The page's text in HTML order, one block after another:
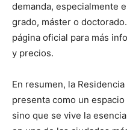
demanda, especialmente
grado, máster o
página oficial para más
y precios.
En resumen, la
presenta como un
sino que se vive la